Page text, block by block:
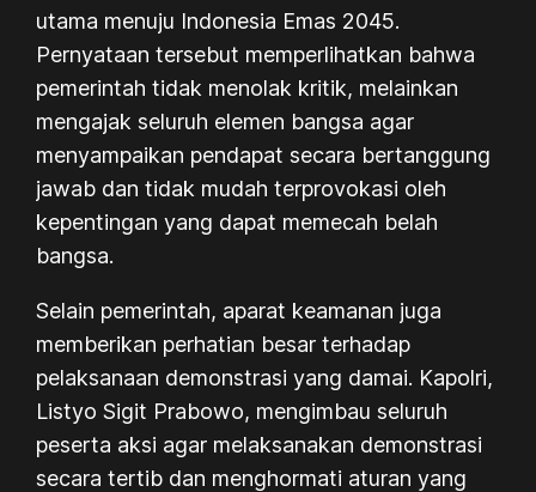
utama menuju Indonesia Emas 2045.
Pernyataan tersebut memperlihatkan bahwa
pemerintah tidak menolak kritik, melainkan
mengajak seluruh elemen bangsa agar
menyampaikan pendapat secara bertanggung
jawab dan tidak mudah terprovokasi oleh
kepentingan yang dapat memecah belah
bangsa.
Selain pemerintah, aparat keamanan juga
memberikan perhatian besar terhadap
pelaksanaan demonstrasi yang damai. Kapolri,
Listyo Sigit Prabowo, mengimbau seluruh
peserta aksi agar melaksanakan demonstrasi
secara tertib dan menghormati aturan yang